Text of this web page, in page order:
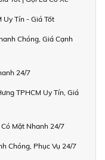
Uy Tín - Giá Tốt
Chóng, Giá Cạnh
24/7
TPHCM Uy Tín, Giá
Mặt Nhanh 24/7
Chóng, Phục Vụ 24/7